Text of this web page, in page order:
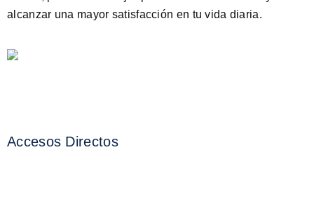
alcanzar una mayor satisfacción en tu vida diaria.
Accesos Directos